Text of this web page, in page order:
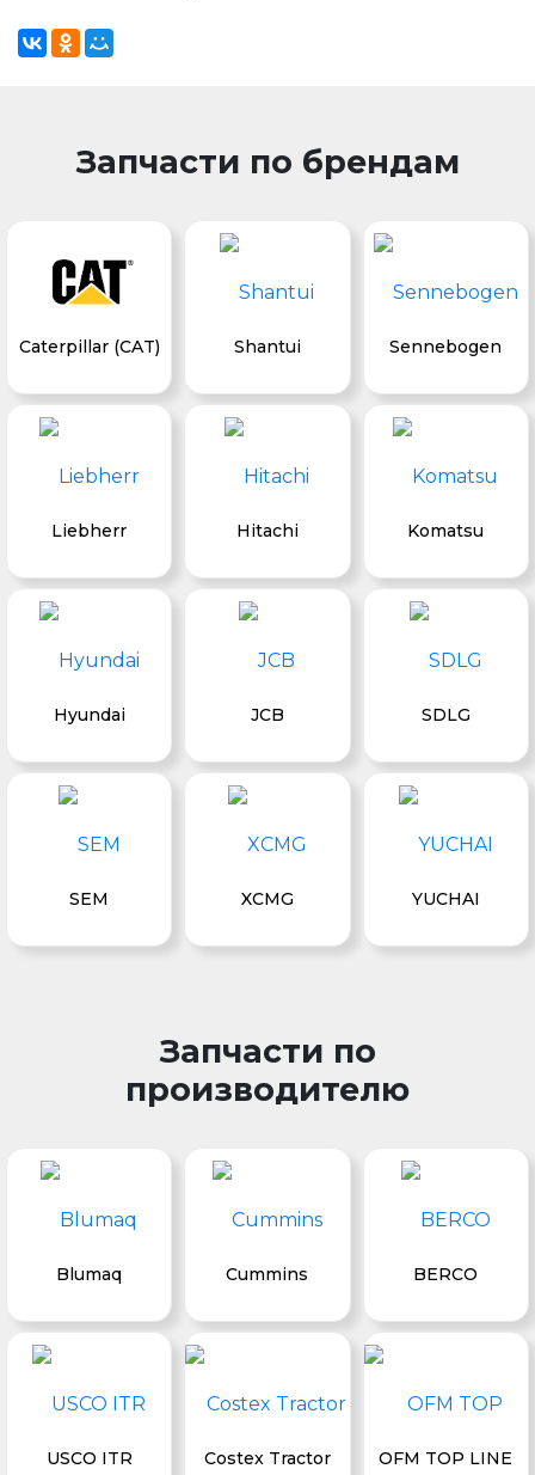
Запчасти по брендам
Caterpillar (CAT) Shantui Sennebogen
Liebherr Hitachi Komatsu
Hyundai JCB SDLG
SEM XCMG YUCHAI
Запчасти по
производителю
Blumaq Cummins BERCO
USCO ITR
Costex Tractor
OFM TOP LINE